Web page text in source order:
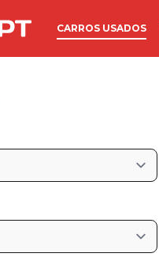
CARROS USADOS